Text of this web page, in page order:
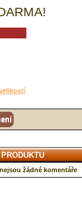
produktu
žádné komentáře